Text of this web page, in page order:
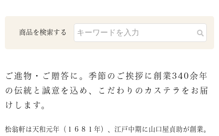
商品を検索する
ご進物・ご贈答に。季節のご挨拶に創業340余年
の伝統と誠意を込め、こだわりのカステラをお届
けします。
松翁軒は天和元年（１６８１年）、江戸中期に山口屋貞助が創業。